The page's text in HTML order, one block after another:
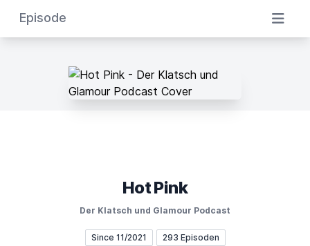
Episode
Hot Pink
Der Klatsch und Glamour Podcast
Since 11/2021 293 Episoden